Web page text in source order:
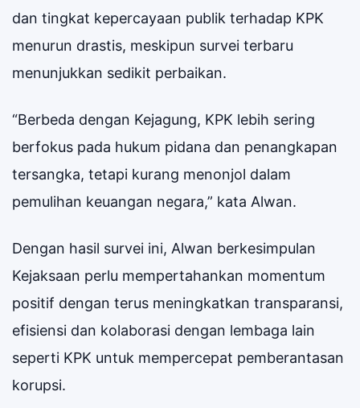
dan tingkat kepercayaan publik terhadap KPK
menurun drastis, meskipun survei terbaru
menunjukkan sedikit perbaikan.
“Berbeda dengan Kejagung, KPK lebih sering
berfokus pada hukum pidana dan penangkapan
tersangka, tetapi kurang menonjol dalam
pemulihan keuangan negara,” kata Alwan.
Dengan hasil survei ini, Alwan berkesimpulan
Kejaksaan perlu mempertahankan momentum
positif dengan terus meningkatkan transparansi,
efisiensi dan kolaborasi dengan lembaga lain
seperti KPK untuk mempercepat pemberantasan
korupsi.